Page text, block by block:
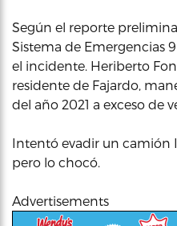
Según el reporte
Sistema de Emergencias
el incidente. Heriberto
residente de Fajardo,
del año 2021 a exceso de
Intentó evadir un camión
pero lo chocó.
Advertisements